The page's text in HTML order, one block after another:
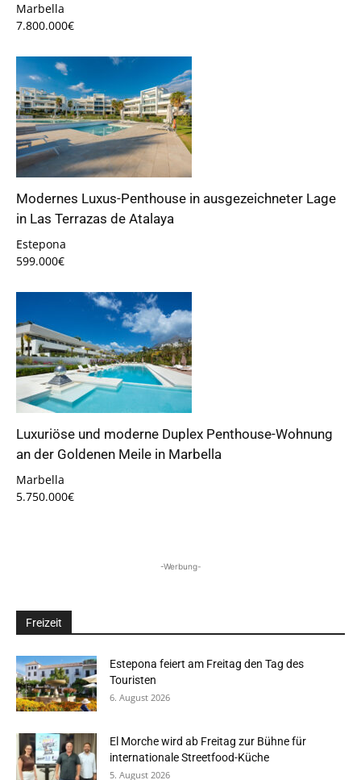
Marbella
7.800.000€
Modernes Luxus-Penthouse in ausgezeichneter Lage
in Las Terrazas de Atalaya
Estepona
599.000€
Luxuriöse und moderne Duplex Penthouse-Wohnung
an der Goldenen Meile in Marbella
Marbella
5.750.000€
-Werbung-
Freizeit
Estepona feiert am Freitag den Tag des
Touristen
6. August 2026
El Morche wird ab Freitag zur Bühne für
internationale Streetfood-Küche
5. August 2026